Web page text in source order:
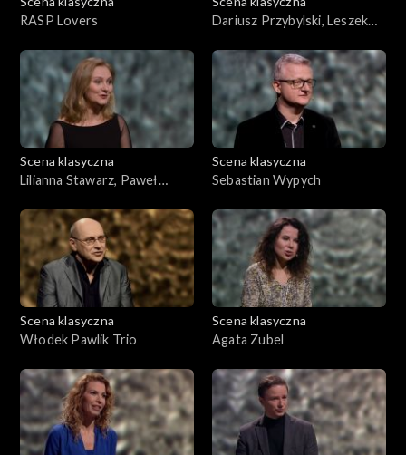
RASP Lovers
Dariusz Przybylski, Leszek
Scena klasyczna
Lilianna Stawarz, Paweł
Scena klasyczna
Sebastian Wypych
Scena klasyczna
Włodek Pawlik Trio
Scena klasyczna
Agata Zubel